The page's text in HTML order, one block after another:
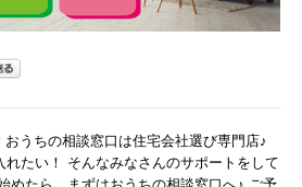
おうちの相談窓口は住宅会社選び専門店♪
たい！ そんなみなさんのサポートをして